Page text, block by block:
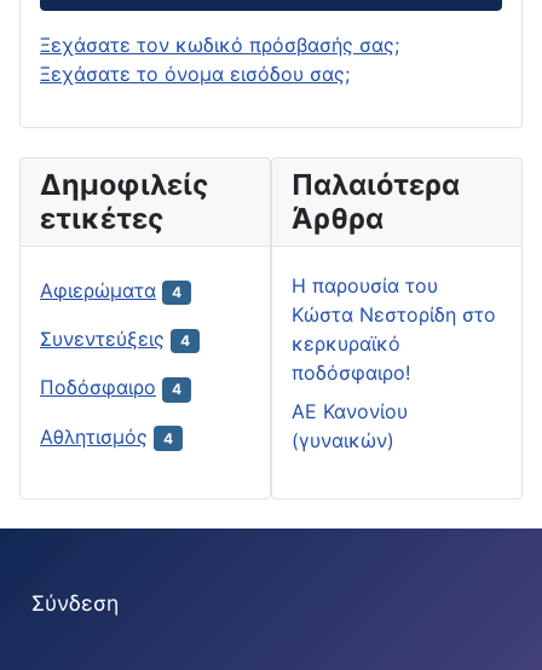
Ξεχάσατε τον κωδικό πρόσβασής σας;
Ξεχάσατε το όνομα εισόδου σας;
Δημοφιλείς
ετικέτες
Αφιερώματα 4
Συνεντεύξεις 4
Ποδόσφαιρο 4
Αθλητισμός 4
Παλαιότερα
Άρθρα
H παρουσία του
Κώστα Νεστορίδη στο
κερκυραϊκό
ποδόσφαιρο!
ΑΕ Κανονίου
(γυναικών)
Σύνδεση